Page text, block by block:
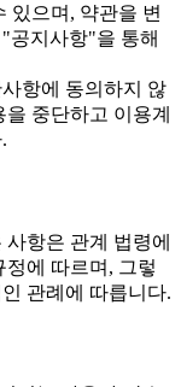
있으며, 약관을 변
공지사항"을 통해
항에 동의하지 않
중단하고 이용계
항은 관계 법령에
에 따르며, 그렇
관례에 따릅니다.